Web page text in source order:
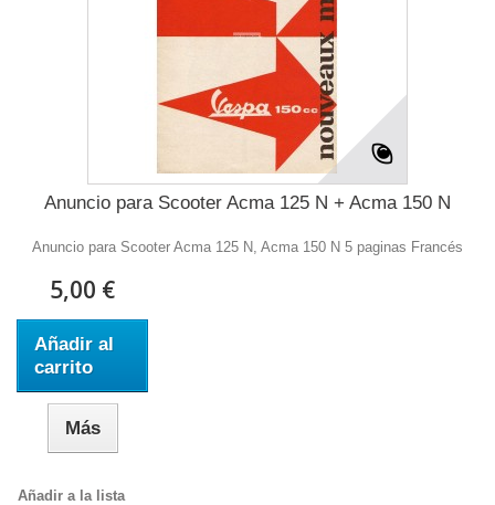
Anuncio para Scooter Acma 125 N + Acma 150 N
Anuncio para Scooter Acma 125 N, Acma 150 N 5 paginas Francés
5,00 €
Añadir al
carrito
Más
Añadir a la lista